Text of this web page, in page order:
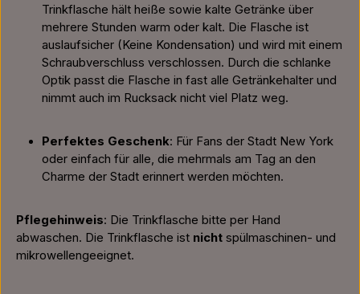
Trinkflasche hält heiße sowie kalte Getränke über
mehrere Stunden warm oder kalt. Die Flasche ist
auslaufsicher (Keine Kondensation) und wird mit einem
Schraubverschluss verschlossen. Durch die schlanke
Optik passt die Flasche in fast alle Getränkehalter und
nimmt auch im Rucksack nicht viel Platz weg.
Perfektes Geschenk: Für Fans der Stadt New York
oder einfach für alle, die mehrmals am Tag an den
Charme der Stadt erinnert werden möchten.
Pflegehinweis: Die Trinkflasche bitte per Hand
abwaschen. Die Trinkflasche ist nicht spülmaschinen- und
mikrowellengeeignet.